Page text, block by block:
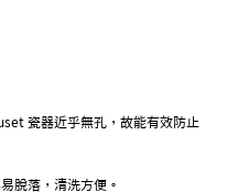
瓷器近乎無孔，故能有效防止
脫落，清洗方便。